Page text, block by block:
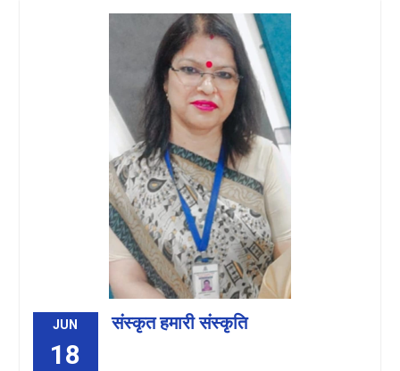
JUN
18
संस्कृत हमारी संस्कृति